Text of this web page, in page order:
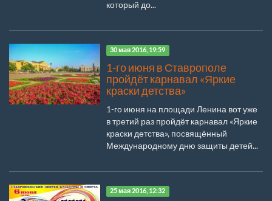
который до...
30 мая 2016, 19:59
1-го июня в Ставрополе
пройдёт карнавал «Яркие
краски детства»
1-го июня на площади Ленина вот уже
в третий раз пройдёт карнавал «Яркие
краски детства», посвящённый
Международному дню защиты детей...
25 мая 2016, 12:32